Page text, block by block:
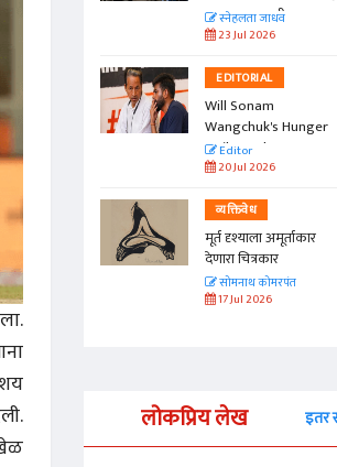
प्रश्न सुटणार नाही, पण...
स्नेहलता जाधव
23 Jul 2026
EDITORIAL
Will Sonam
Wangchuk's Hunger
Strike Make a
Difference?
Editor
20 Jul 2026
व्यक्तिवेध
मूर्त दृश्याला अमूर्ताकार
देणारा चित्रकार
सोमनाथ कोमरपंत
17 Jul 2026
लोकप्रिय लेख इतर